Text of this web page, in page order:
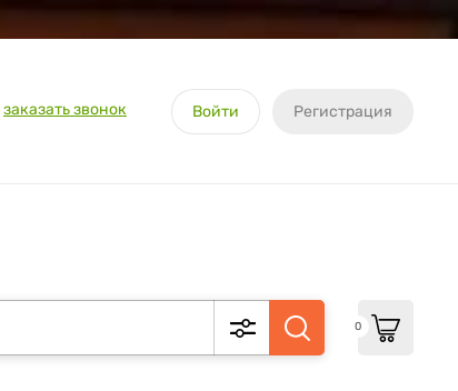
заказать звонок Войти Регистрация
0